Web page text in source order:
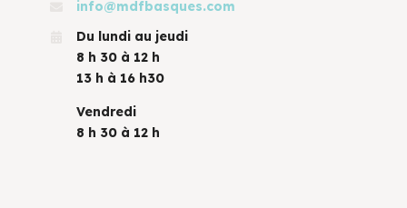
info@mdfbasques.com
Du lundi au jeudi
8 h 30 à 12 h
13 h à 16 h30
Vendredi
8 h 30 à 12 h